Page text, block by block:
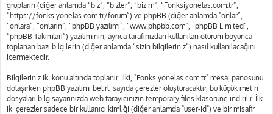
grupların (diğer anlamda “biz”, “bizler”, “bizim”, “Fonksiyonelas.com.tr”,
“https://fonksiyonelas.com.tr/forum”) ve phpBB (diğer anlamda "onlar”,
“onlara”, “onların”, “phpBB yazılımı”, “www.phpbb.com”, “phpBB Limited”,
“phpBB Takımları”) yazılımının, ayrıca tarafınızdan kullanılan oturum boyunca
toplanan bazı bilgilerin (diğer anlamda “sizin bilgileriniz”) nasıl kullanılacağını
içermektedir.
Bilgileriniz iki konu altında toplanır. İlki, "Fonksiyonelas.com.tr" mesaj panosunu
dolaşırken phpBB yazılımı belirli sayıda çerezler oluşturacaktır, bu küçük metin
dosyaları bilgisayarınızda web tarayıcınızın temporary files klasörüne indirilir. İlk
iki çerezler sadece bir kullanıcı kimliği (diğer anlamda "user-id") ve bir misafir